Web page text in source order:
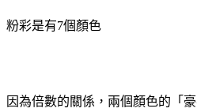
粉彩是有7個顏色
因為倍數的關係，兩個顏色的「